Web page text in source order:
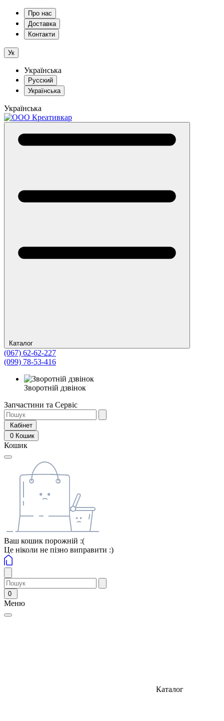
Про нас
Доставка
Контакти
Ук
Українська
Русский
Українська
Українська
Каталог
(067) 62-62-227
(099) 78-53-416
Зворотній дзвінок
Запчастини та Сервіс
Кабінет
0 Кошик
Кошик
Ваш кошик порожній :(
Це ніколи не пізно виправити :)
0
Меню
Каталог